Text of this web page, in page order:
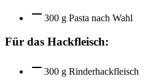
300 g Pasta nach Wahl
Für das Hackfleisch:
300 g Rinderhackfleisch